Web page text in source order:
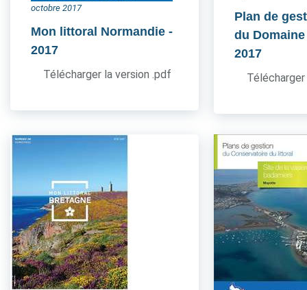
octobre 2017
Mon littoral Normandie -
2017
Télécharger la version .pdf
Plan de
du
2017